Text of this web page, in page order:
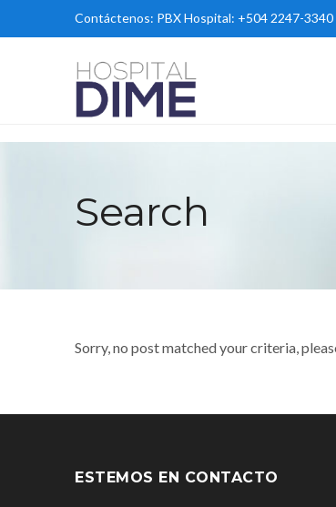
Contáctenos: PBX Hospital: +504 2247-
Search
Sorry, no post matched your criteria,
ESTEMOS EN CONTACTO